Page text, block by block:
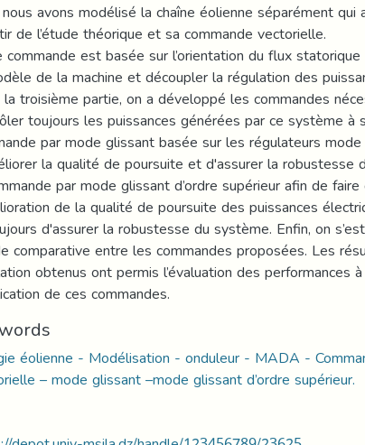
avons modélisé la chaîne éolienne séparément
de l’étude théorique et sa commande vectorielle.
commande est basée sur l’orientation du flux
de la machine et découpler la régulation des
la troisième partie, on a développé les commandes
toujours les puissances générées par ce système à
par mode glissant basée sur les régulateurs
la qualité de poursuite et d'assurer la robustesse
par mode glissant d’ordre supérieur afin de
de la qualité de poursuite des puissances
d'assurer la robustesse du système. Enfin, on
comparative entre les commandes proposées. Les
obtenus ont permis l’évaluation des performances
de ces commandes.
éolienne - Modélisation - onduleur - MADA -
– mode glissant –mode glissant d’ordre supérieur.